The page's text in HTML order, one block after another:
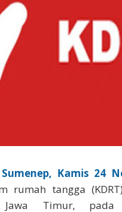
Kamis 24
rumah tangga
Jawa Timur,